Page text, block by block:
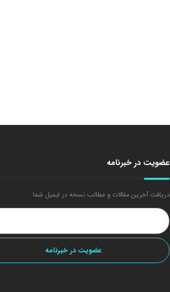
عضویت در خبرنامه
دریافت آخرین مقالات و مطالب نسخه در ایمیل شما